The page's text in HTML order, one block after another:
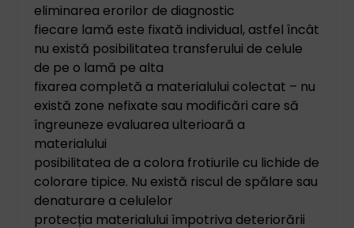
eliminarea erorilor de diagnostic
fiecare lamă este fixată individual, astfel încât
nu există posibilitatea transferului de celule
de pe o lamă pe alta
fixarea completă a materialului colectat – nu
există zone nefixate sau modificări care să
îngreuneze evaluarea ulterioară a
materialului
posibilitatea de a colora frotiurile cu lichide de
colorare tipice. Nu există riscul de spălare sau
denaturare a celulelor
protecția materialului împotriva deteriorării